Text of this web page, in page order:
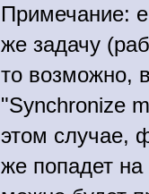
Примечание:
же задачу
то возможно,
"Synchronize
этом случае,
же попадет